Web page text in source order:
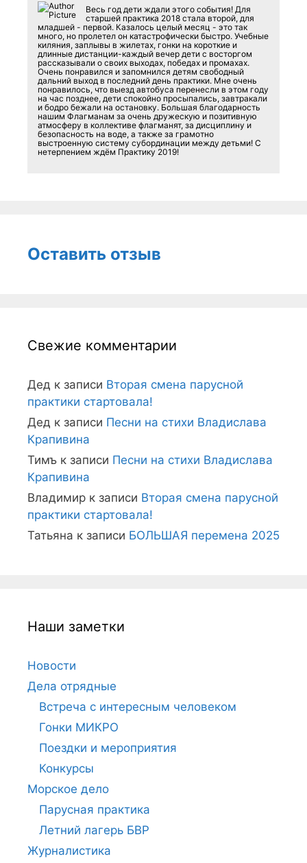
Весь год дети ждали этого события! Для
старшей практика 2018 стала второй, для
младшей - первой. Казалось целый месяц - это так
много, но пролетел он катастрофически быстро. Учебные
киляния, заплывы в жилетах, гонки на короткие и
длинные дистанции-каждый вечер дети с восторгом
рассказывали о своих выходах, победах и промахах.
Очень понравился и запомнился детям свободный
дальний выход в последний день практики. Мне очень
понравилось, что выезд автобуса перенесли в этом году
на час позднее, дети спокойно просыпались, завтракали
и бодро бежали на остановку. Большая благодарность
нашим Флагманам за очень дружескую и позитивную
атмосферу в коллективе флагманят, за дисциплину и
безопасность на воде, а также за грамотно
выстроенную систему субординации между детьми! С
нетерпением ждём Практику 2019!
Оставить отзыв
Свежие комментарии
Дед к записи Вторая смена парусной
практики стартовала!
Дед к записи Песни на стихи Владислава
Крапивина
Тимъ к записи Песни на стихи Владислава
Крапивина
Владимир к записи Вторая смена парусной
практики стартовала!
Татьяна к записи БОЛЬШАЯ перемена 2025
Наши заметки
Новости
Дела отрядные
Встреча с интересным человеком
Гонки МИКРО
Поездки и мероприятия
Конкурсы
Морское дело
Парусная практика
Летний лагерь БВР
Журналистика